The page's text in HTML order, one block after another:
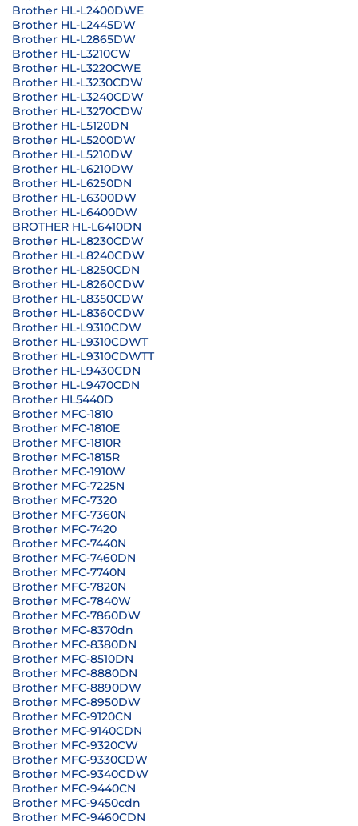
Brother HL-L2400DWE
Brother HL-L2445DW
Brother HL-L2865DW
Brother HL-L3210CW
Brother HL-L3220CWE
Brother HL-L3230CDW
Brother HL-L3240CDW
Brother HL-L3270CDW
Brother HL-L5120DN
Brother HL-L5200DW
Brother HL-L5210DW
Brother HL-L6210DW
Brother HL-L6250DN
Brother HL-L6300DW
Brother HL-L6400DW
BROTHER HL-L6410DN
Brother HL-L8230CDW
Brother HL-L8240CDW
Brother HL-L8250CDN
Brother HL-L8260CDW
Brother HL-L8350CDW
Brother HL-L8360CDW
Brother HL-L9310CDW
Brother HL-L9310CDWT
Brother HL-L9310CDWTT
Brother HL-L9430CDN
Brother HL-L9470CDN
Brother HL5440D
Brother MFC-1810
Brother MFC-1810E
Brother MFC-1810R
Brother MFC-1815R
Brother MFC-1910W
Brother MFC-7225N
Brother MFC-7320
Brother MFC-7360N
Brother MFC-7420
Brother MFC-7440N
Brother MFC-7460DN
Brother MFC-7740N
Brother MFC-7820N
Brother MFC-7840W
Brother MFC-7860DW
Brother MFC-8370dn
Brother MFC-8380DN
Brother MFC-8510DN
Brother MFC-8880DN
Brother MFC-8890DW
Brother MFC-8950DW
Brother MFC-9120CN
Brother MFC-9140CDN
Brother MFC-9320CW
Brother MFC-9330CDW
Brother MFC-9340CDW
Brother MFC-9440CN
Brother MFC-9450cdn
Brother MFC-9460CDN